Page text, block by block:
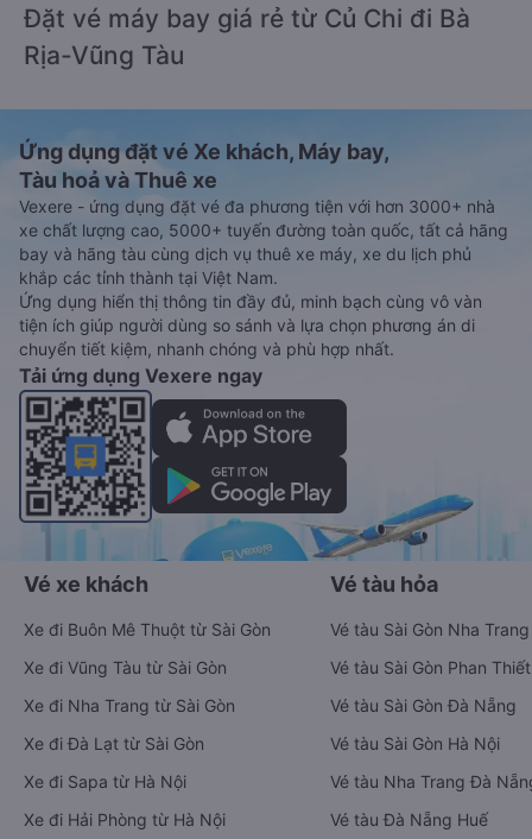
Đặt vé máy bay giá rẻ từ Củ Chi đi Bà
Rịa-Vũng Tàu
Ứng dụng đặt vé Xe khách, Máy bay,
Tàu hoả và Thuê xe
Vexere - ứng dụng đặt vé đa phương tiện với hơn 3000+ nhà
xe chất lượng cao, 5000+ tuyến đường toàn quốc, tất cả hãng
bay và hãng tàu cùng dịch vụ thuê xe máy, xe du lịch phủ
khắp các tỉnh thành tại Việt Nam.
Ứng dụng hiển thị thông tin đầy đủ, minh bạch cùng vô vàn
tiện ích giúp người dùng so sánh và lựa chọn phương án di
chuyển tiết kiệm, nhanh chóng và phù hợp nhất.
Tải ứng dụng Vexere ngay
Vé xe khách
Xe đi Buôn Mê Thuột từ Sài Gòn
Xe đi Vũng Tàu từ Sài Gòn
Xe đi Nha Trang từ Sài Gòn
Xe đi Đà Lạt từ Sài Gòn
Xe đi Sapa từ Hà Nội
Xe đi Hải Phòng từ Hà Nội
Vé tàu hỏa
Vé tàu Sài Gòn Nha Trang
Vé tàu Sài Gòn Phan Thiết
Vé tàu Sài Gòn Đà Nẵng
Vé tàu Sài Gòn Hà Nội
Vé tàu Nha Trang Đà
Vé tàu Đà Nẵng Huế